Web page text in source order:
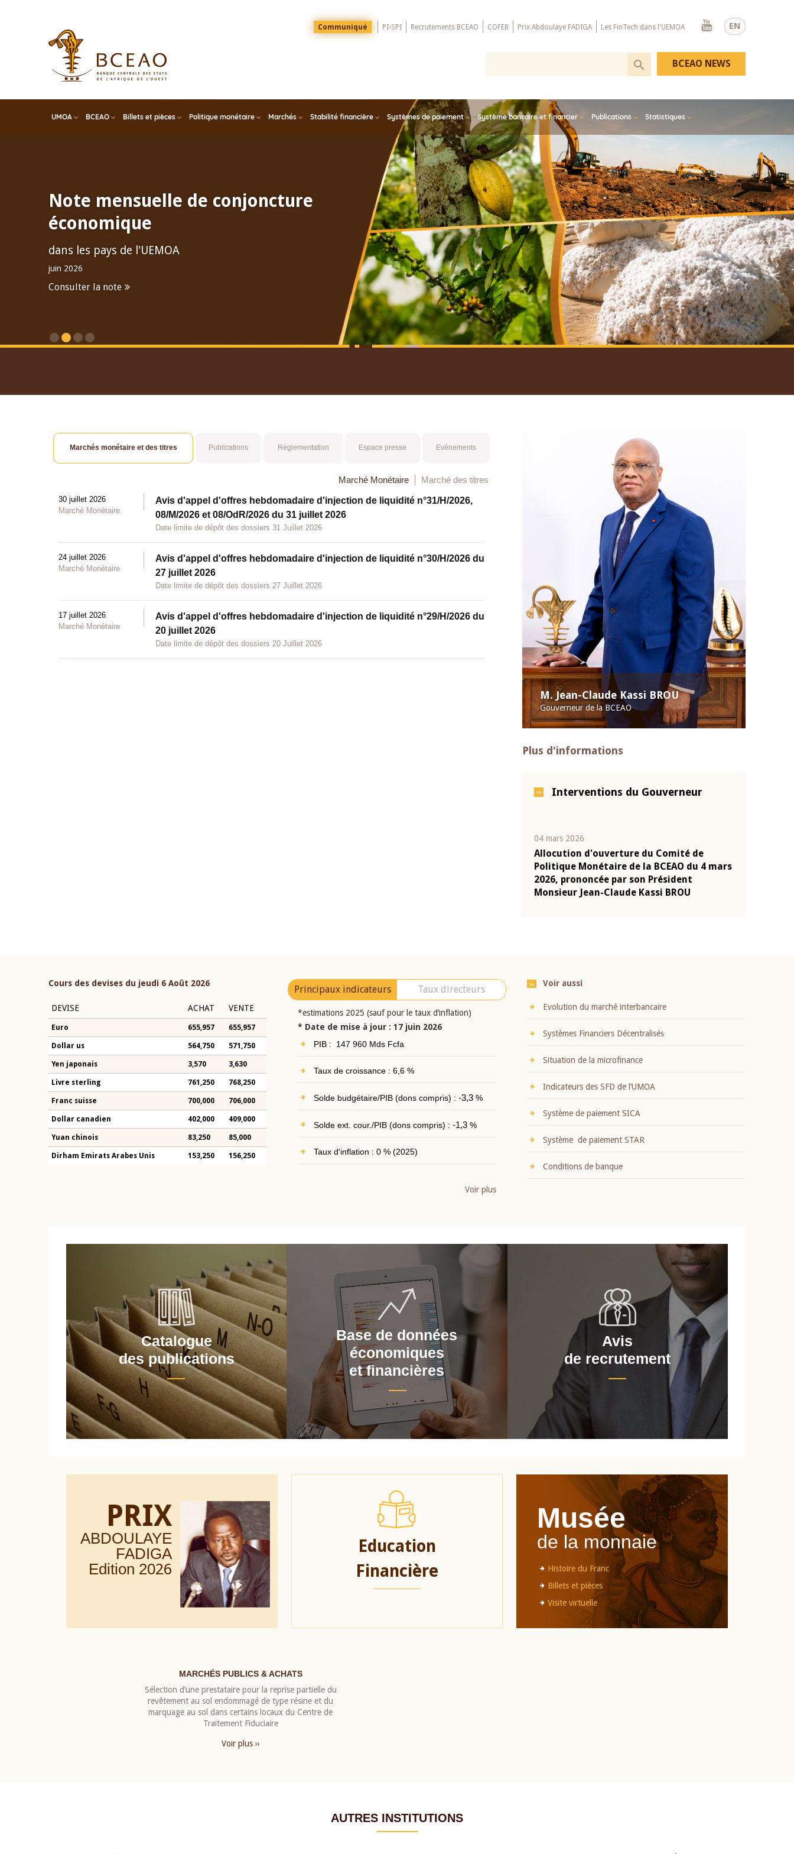
EN
Menu
Top
Communiqué PI-SPI Recrutements BCEAO COFEB Prix Abdoulaye FADIGA Les FinTech dans l'UEMOA
Youtube
UMOA BCEAO Billets et pièces Politique monétaire Marchés Stabilité financière Systèmes de paiement Système bancaire et financier Publications Statistiques
BCEAO NEWS
Note mensuelle de conjoncture
économique
dans les pays de l'UEMOA
juin 2026
Consulter la note
M. Jean-Claude Kassi BROU
Gouverneur de la BCEAO
Plus d'informations
Interventions du Gouverneur
04 mars 2026
Allocution d'ouverture du Comité de
Politique Monétaire de la BCEAO du 4 mars
2026, prononcée par son Président
Monsieur Jean-Claude Kassi BROU
Marchés monétaire et des titres Publications Réglementation Espace presse Evénements
Marché Monétaire Marché des titres
30 juillet 2026
Marché Monétaire
Avis d'appel d'offres hebdomadaire d'injection de liquidité n°31/H/2026,
08/M/2026 et 08/OdR/2026 du 31 juillet 2026
Date limite de dépôt des dossiers 31 Juillet 2026
24 juillet 2026
Marché Monétaire
Avis d'appel d'offres hebdomadaire d'injection de liquidité n°30/H/2026 du
27 juillet 2026
Date limite de dépôt des dossiers 27 Juillet 2026
17 juillet 2026
Marché Monétaire
Avis d'appel d'offres hebdomadaire d'injection de liquidité n°29/H/2026 du
20 juillet 2026
Date limite de dépôt des dossiers 20 Juillet 2026
Cours des devises du jeudi 6 Août 2026
DEVISE ACHAT VENTE
Euro 655,957 655,957
Dollar us 564,750 571,750
Yen japonais 3,570 3,630
Livre sterling 761,250 768,250
Franc suisse 700,000 706,000
Dollar canadien 402,000 409,000
Yuan chinois 83,250 85,000
Dirham Emirats Arabes Unis 153,250 156,250
Principaux indicateurs Taux directeurs
*estimations 2025 (sauf pour le taux d’inflation)
* Date de mise à jour : 17 juin 2026
PIB : 147 960 Mds Fcfa
Taux de croissance : 6,6 %
Solde budgétaire/PIB (dons compris) : -3,3%
Solde ext. cour./PIB (dons compris) : -1,3%
Taux d'inflation : 0 % (2025)
Voir plus
Voir aussi
Evolution du marché interbancaire
Systèmes Financiers Décentralisés
Situation de la microfinance
Indicateurs des SFD de l’UMOA
Système de paiement SICA
Système de paiement STAR
Conditions de banque
Catalogue
des publications
Base de données
économiques
et financières
Avis
de recrutement
PRIX
ABDOULAYE
FADIGA
Edition 2026
Education
Financière
Musée
de la monnaie
Histoire du Franc
Billets et pièces
Visite virtuelle
MARCHÉS PUBLICS & ACHATS
Sélection d’une prestataire pour la reprise partielle du
revêtement au sol endommagé de type résine et du
marquage au sol dans certains locaux du Centre de
Traitement Fiduciaire
Voir plus ››
AUTRES INSTITUTIONS